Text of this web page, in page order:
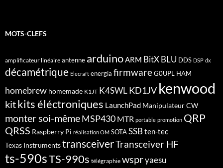
MOTS-CLEFS
amplificateur linéaire antenne arduinoARM BitX BLU DDS DSP dx
décamétrique Elecraft energia firmwareG0UPL HAM
homebrew homemade K1JT K4SWL KD1JV kenwood
kitkits éléctroniques LaunchPad Manipulateur CW
monter soi-mêmeMSP430 MTR portable promotion QRP
QRSS Raspberry Pi réalisation OM SOTASSB ten-tec
Texas InstrumentstransceiverTransceiver HF
ts-590sTS-990s télégraphie wspryaesu